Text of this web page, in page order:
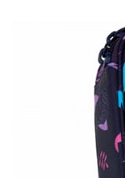
МІШКИ ДЛЯ ВЗУТТЯ
ПЛЯШКИ ДЛЯ ВОДИ
SCHOOL STANDARD